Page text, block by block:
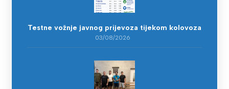
Testne vožnje javnog prijevoza tijekom kolovoza
03/08/2026